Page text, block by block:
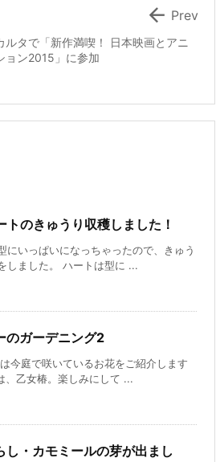
ルタで「新作満喫！ 日本映画とアニ
ョン2015」に参加
 Prev
のきゅうり収穫しました！
にいっぱいになっちゃったので、きゅう
しました。 ハートは型に ...
のガーデニング2
庭で咲いているお花をご紹介します
、乙女椿。楽しみにして ...
し・カモミールの芽が出まし